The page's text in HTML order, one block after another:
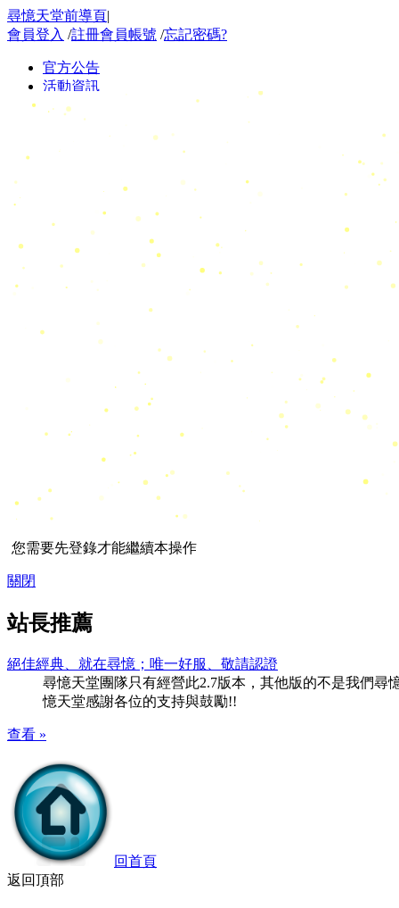
尋憶天堂前導頁|
會員登入 /註冊會員帳號 /忘記密碼?
您需要先登錄才能繼續本操作
關閉
站長推薦
絕佳經典、就在尋憶；唯一好服、敬請認證
尋憶天堂團隊只有經營此2.7版本，其他版的不是我們尋
憶天堂感謝各位的支持與鼓勵!!
查看 »
回首頁
返回頂部